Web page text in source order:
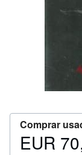
Comprar
Precio
EUR